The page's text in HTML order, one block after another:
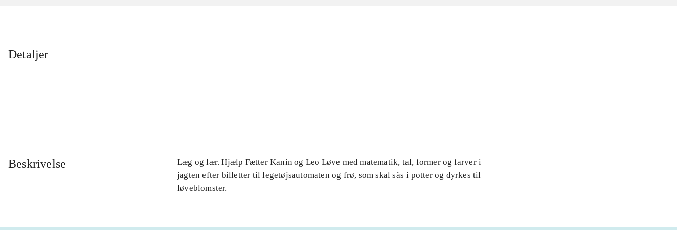
Detaljer
Beskrivelse
Læg og lær. Hjælp Fætter Kanin og Leo Løve med matematik, tal, former og farver i
jagten efter billetter til legetøjsautomaten og frø, som skal sås i potter og dyrkes til
løveblomster.